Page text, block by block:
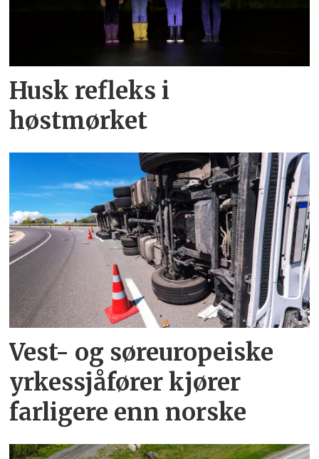
Husk refleks i
høstmørket
Vest- og søreuropeiske
yrkessjåfører kjører
farligere enn norske